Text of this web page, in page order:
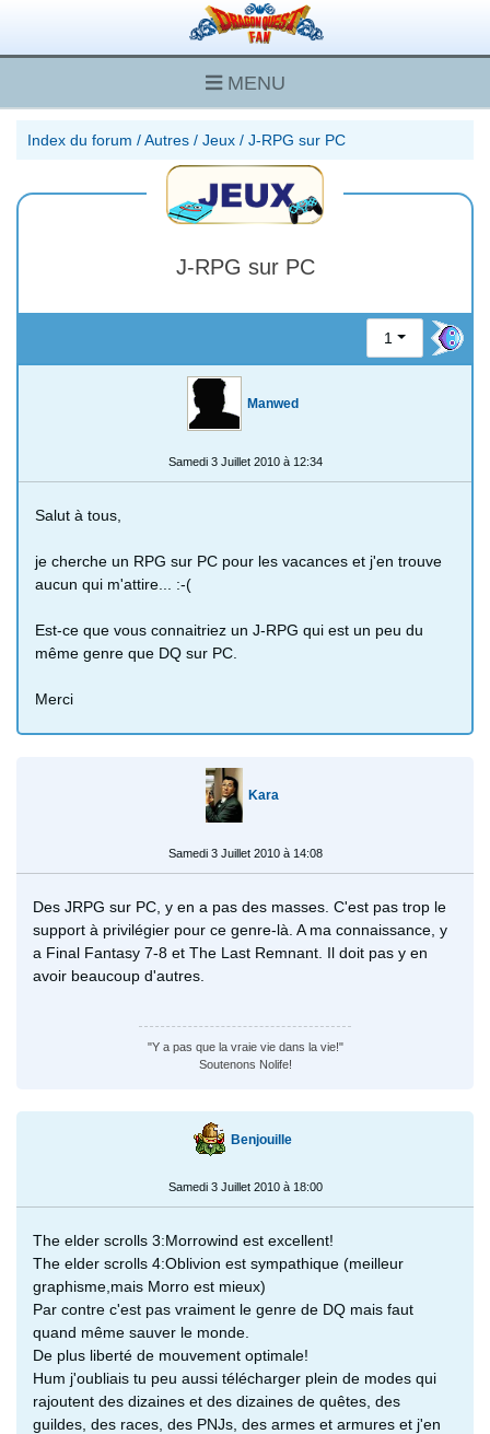
MENU
Index du forum /Autres / Jeux / J-RPG sur PC
J-RPG sur PC
1
Manwed
Samedi 3 Juillet 2010 à 12:34
Salut à tous,
je cherche un RPG sur PC pour les vacances et j'en trouve
aucun qui m'attire... :-(
Est-ce que vous connaitriez un J-RPG qui est un peu du
même genre que DQ sur PC.
Merci
Kara
Samedi 3 Juillet 2010 à 14:08
Des JRPG sur PC, y en a pas des masses. C'est pas trop le
support à privilégier pour ce genre-là. A ma connaissance, y
a Final Fantasy 7-8 et The Last Remnant. Il doit pas y en
avoir beaucoup d'autres.
"Y a pas que la vraie vie dans la vie!"
Soutenons Nolife!
Benjouille
Samedi 3 Juillet 2010 à 18:00
The elder scrolls 3:Morrowind est excellent!
The elder scrolls 4:Oblivion est sympathique (meilleur
graphisme,mais Morro est mieux)
Par contre c'est pas vraiment le genre de DQ mais faut
quand même sauver le monde.
De plus liberté de mouvement optimale!
Hum j'oubliais tu peu aussi télécharger plein de modes qui
rajoutent des dizaines et des dizaines de quêtes, des
guildes, des races, des PNJs, des armes et armures et j'en